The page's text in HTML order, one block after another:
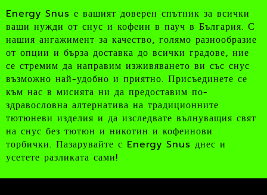
Energy Snus е вашият доверен спътник за всички
ваши нужди от снус и кофеин в пауч в България. С
нашия ангажимент за качество, голямо разнообразие
от опции и бърза доставка до всички градове, ние
се стремим да направим изживяването ви със снус
възможно най-удобно и приятно. Присъединете се
към нас в мисията ни да предоставим по-
здравословна алтернатива на традиционните
тютюневи изделия и да изследвате вълнуващия свят
на снус без тютюн и никотин и кофеинови
торбички. Пазарувайте с Energy Snus днес и
усетете разликата сами!